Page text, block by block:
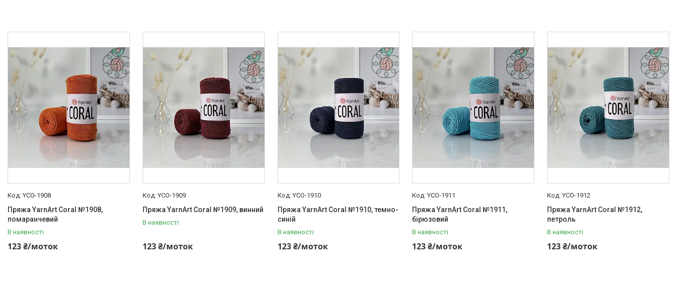
YCO-1908
Пряжа YarnArt Coral №1908,
помаранчевий
В наявності
123 ₴/моток
YCO-1909
Пряжа YarnArt Coral №1909, винний
В наявності
123 ₴/моток
YCO-1910
Пряжа YarnArt Coral №1910, темно-
синій
В наявності
123 ₴/моток
YCO-1911
Пряжа YarnArt Coral №1911,
бірюзовий
В наявності
123 ₴/моток
YCO-1912
Пряжа YarnArt Coral №1912,
петроль
В наявності
123 ₴/моток